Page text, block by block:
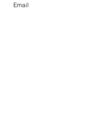
Email